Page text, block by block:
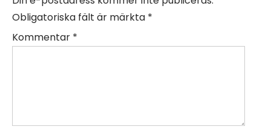
Obligatoriska fält är märkta *
Kommentar *